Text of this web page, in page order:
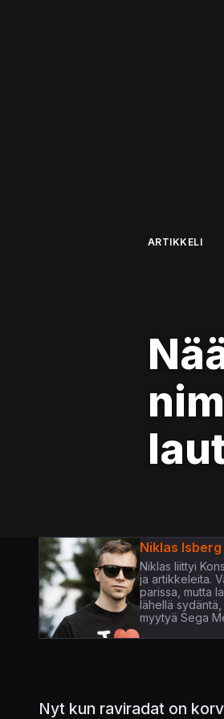
ARTIKKELI
Niklas Isberg
Niklas liittyi
ja artikkeleita.
parissa, mutta
lähellä
myytyä Sega
Nyt kun raviradat on